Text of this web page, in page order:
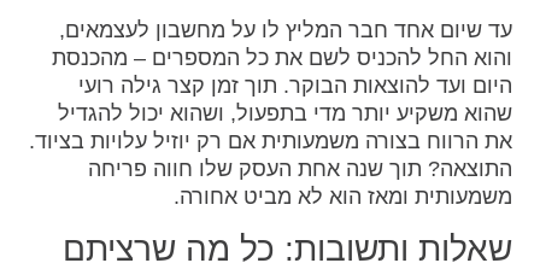
עד שיום אחד חבר המליץ לו על מחשבון לעצמאים,
והוא החל להכניס לשם את כל המספרים – מהכנסת
היום ועד להוצאות הבוקר. תוך זמן קצר גילה רועי
שהוא משקיע יותר מדי בתפעול, ושהוא יכול להגדיל
את הרווח בצורה משמעותית אם רק יוזיל עלויות בציוד.
התוצאה? תוך שנה אחת העסק שלו חווה פריחה
משמעותית ומאז הוא לא מביט אחורה.
שאלות ותשובות: כל מה שרציתם